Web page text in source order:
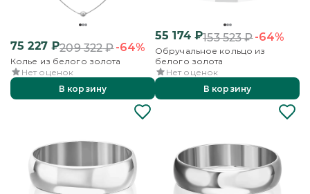
75 227₽209 322₽-64%
Колье из белого золота
Нет оценок
В корзину
55 174₽153 523₽-64%
Обручальное кольцо из
белого золота
Нет оценок
В корзину